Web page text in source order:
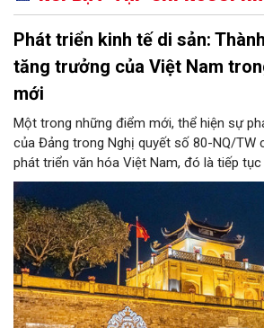
Phát triển kinh tế di sản:
tăng trưởng của Việt Nam
mới
Một trong những điểm mới, thể hiện sự
của Đảng trong Nghị quyết số 80-NQ/TW
phát triển văn hóa Việt Nam, đó là tiếp
và phát huy giá trị di sản văn hóa gắn kết
xã hội và du lịch”; đồng thời, nâng lên một
triển kinh tế di sản”.